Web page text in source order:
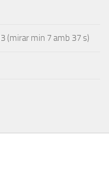
(mirar min 7 amb 37 s)